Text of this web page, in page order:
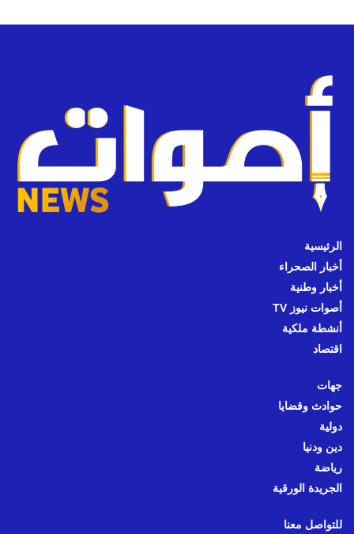
الرئيسية
أخبار الصحراء
أخبار وطنية
أصوات نيوز TV
أنشطة ملكية
اقتصاد
جهات
حوادث وقضايا
دولية
دين ودنيا
رياضة
الجريدة الورقية
للتواصل معنا